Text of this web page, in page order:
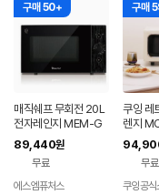
구매 50+
매직쉐프 무회전 20L
전자레인지 MEM-G
D20F 블랙
89,440원
무료
에스엠퓨처스
구매
쿠잉 레
렌지
회전 전
형 크림
무료